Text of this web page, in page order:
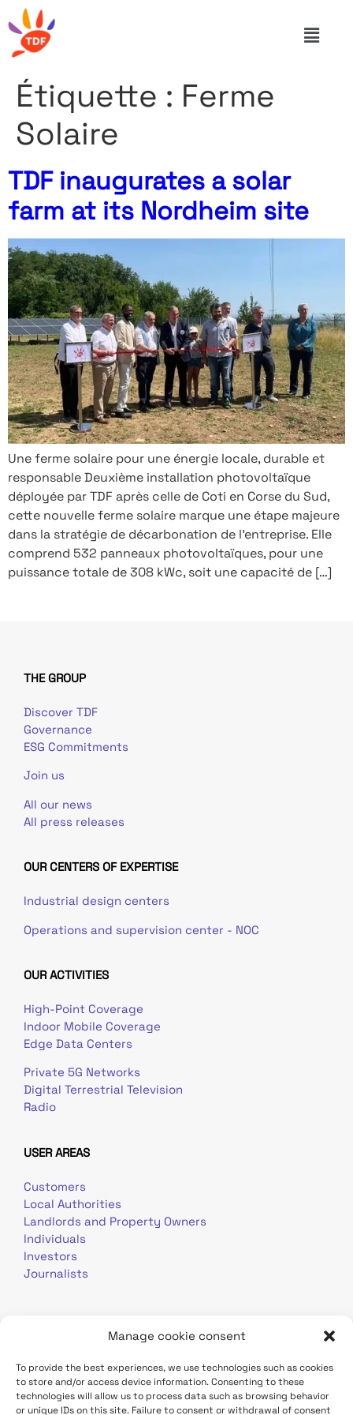
Manage cookie consent
To provide the best experiences, we use technologies such as cookies
to store and/or access device information. Consenting to these
technologies will allow us to process data such as browsing behavior
or unique IDs on this site. Failure to consent or withdrawal of consent
Étiquette : Ferme
Solaire
TDF inaugurates a solar
farm at its Nordheim site
Une ferme solaire pour une énergie locale, durable et
responsable Deuxième installation photovoltaïque
déployée par TDF après celle de Coti en Corse du Sud,
cette nouvelle ferme solaire marque une étape majeure
dans la stratégie de décarbonation de l’entreprise. Elle
comprend 532 panneaux photovoltaïques, pour une
puissance totale de 308 kWc, soit une capacité de […]
THE GROUP
Discover TDF
Governance
ESG Commitments
Join us
All our news
All press releases
OUR CENTERS OF EXPERTISE
Industrial design centers
Operations and supervision center - NOC
OUR ACTIVITIES
High-Point Coverage
Indoor Mobile Coverage
Edge Data Centers
Private 5G Networks
Digital Terrestrial Television
Radio
USER AREAS
Customers
Local Authorities
Landlords and Property Owners
Individuals
Investors
Journalists
Terms of use Personal data Contact